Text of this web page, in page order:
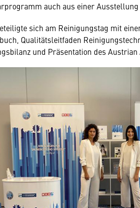
auch aus einer
sich am Reinigungstag mit
Qualitätsleitfaden
und Präsentation des